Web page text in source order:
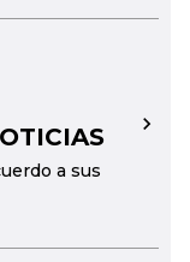
a sus
→